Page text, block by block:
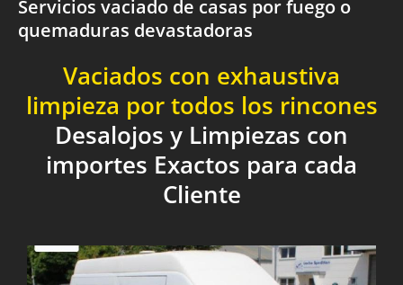
Servicios vaciado de casas por fuego o
quemaduras devastadoras
Vaciados con exhaustiva
limpieza por todos los rincones
Desalojos y Limpiezas con
importes Exactos para cada
Cliente